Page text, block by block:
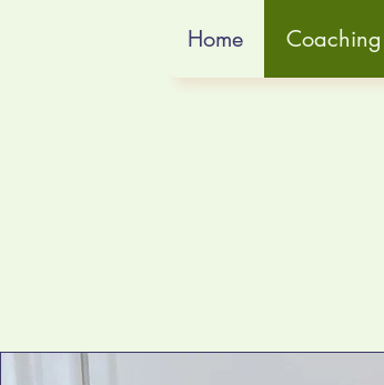
De
Glundering
Home Coaching